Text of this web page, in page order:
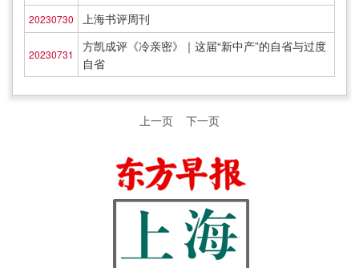
20230730 上海书评周刊
20230731
方凯成评《冷亲密》｜这届“新中产”的自省与过度
自省
上一页 下一页